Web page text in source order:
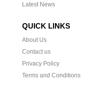
Latest News
QUICK LINKS
About Us
Contact us
Privacy Policy
Terms and Conditions